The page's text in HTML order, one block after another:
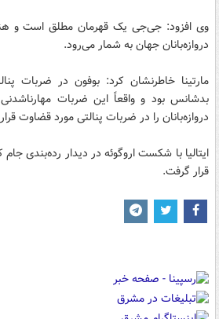
وی افزود: جی‌جی یک قهرمان مطلق است و
دروازه‌بانان جهان به شمار می‌رود.
مارتینا خاطرنشان کرد: بوفون در ضربات
بدشانس بود و واقعاً این ضربات مهارناشدنی
دروازه‌بانان را در ضربات پنالتی مورد قضاوت
ایتالیا با شکست اروگوئه در دیدار رده‌بندی
قرار گرفت.